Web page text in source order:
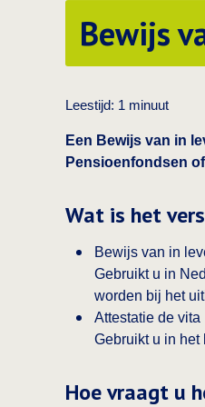
Bewijs
Leestijd: 1 minuut
Een Bewijs van in
Pensioenfondsen
Wat is het
Bewijs van in
Gebruikt u in
worden bij het
Attestatie de vita
Gebruikt u in
Hoe vraagt u